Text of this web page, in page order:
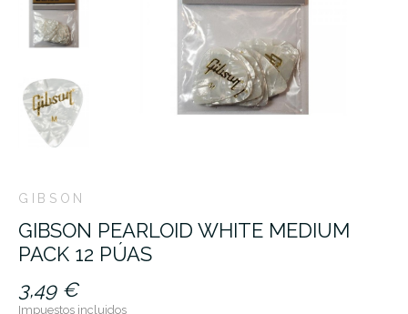
GIBSON
GIBSON PEARLOID WHITE MEDIUM
PACK 12 PÚAS
3,49 €
Impuestos incluidos